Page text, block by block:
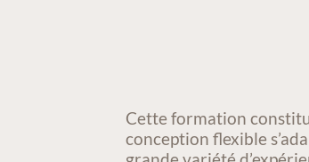
Cette formation
conception flexible